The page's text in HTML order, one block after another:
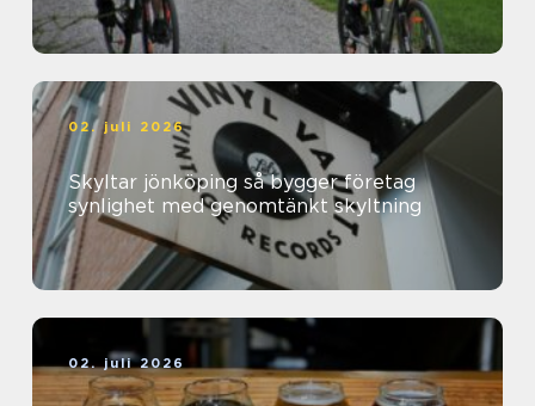
02. juli 2026
Skyltar jönköping så bygger företag
synlighet med genomtänkt skyltning
02. juli 2026